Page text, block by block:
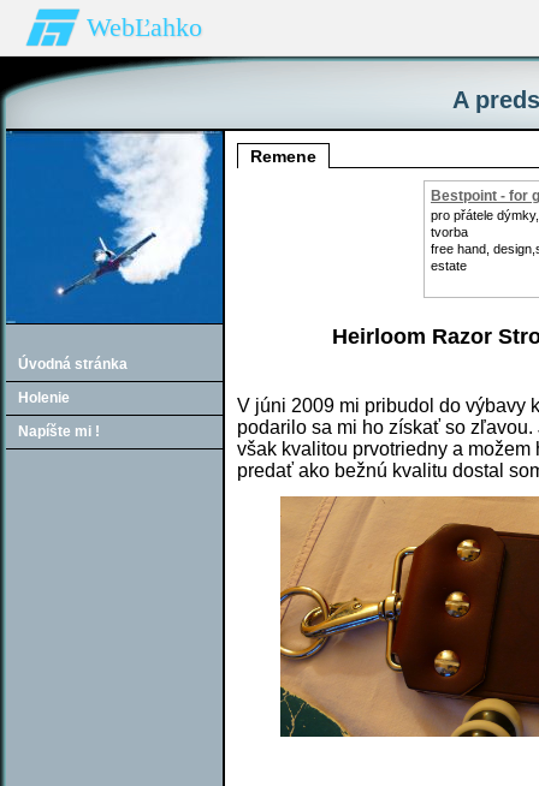
WebĽahko
A
Úvodná stránka
Holenie
Napíšte mi !
Remene
Bestpoint - for
pro přátele
tvorba
free hand,
estate
Heirloom Razor
V júni 2009 mi pribudol do výbavy
podarilo sa mi ho získať so
však kvalitou prvotriedny a
predať ako bežnú kvalitu dostal